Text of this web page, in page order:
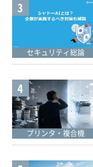
3
セキュリティ総論
4
プリンタ・複合機